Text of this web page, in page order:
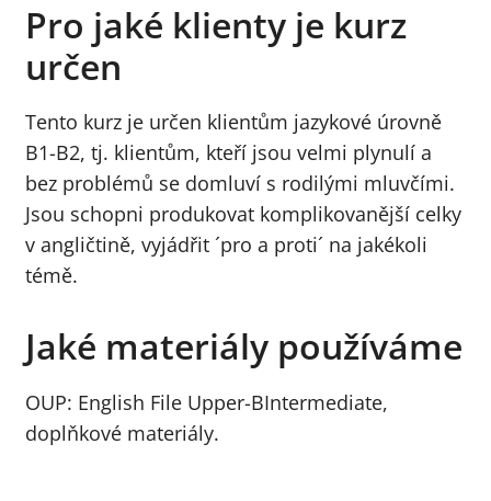
Pro jaké klienty je kurz
určen
Tento kurz je určen klientům jazykové úrovně
B1-B2, tj. klientům, kteří jsou velmi plynulí a
bez problémů se domluví s rodilými mluvčími.
Jsou schopni produkovat komplikovanější celky
v angličtině, vyjádřit ´pro a proti´ na jakékoli
témě.
Jaké materiály používáme
OUP: English File Upper-BIntermediate,
doplňkové materiály.